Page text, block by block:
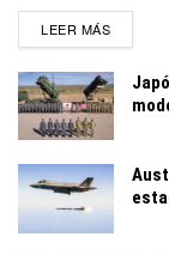
LEER MÁSDETAILS